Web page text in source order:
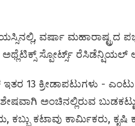
ವರ್ಷಾ
ಸ್ಪೋರ್ಟ್ಸ್ ರೆಸಿಡೆನ್ಷಿಯಲ್
13 ಕ್ರೀಡಾಪಟುಗಳು -
ಅಂಚಿನಲ್ಲಿರುವ
ಕಬ್ಬು ಕಟಾವು ಕಾರ್ಮಿಕರು,